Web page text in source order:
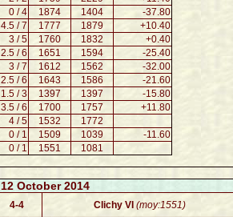
0 / 4 1874 1404
-37.80
4.5 / 7 1777 1879
+10.40
3 / 5 1760 1832
+0.40
2.5 / 6 1651 1594
-25.40
3 / 7 1612 1562
-32.00
2.5 / 6 1643 1586
-21.60
1.5 / 3 1397 1397
-15.80
3.5 / 6 1700 1757
+11.80
4 / 5 1532
1772
0 / 1 1509 1039
-11.60
0 / 1 1551 1081
October 2014
4-4 Clichy VI (moy:1551)